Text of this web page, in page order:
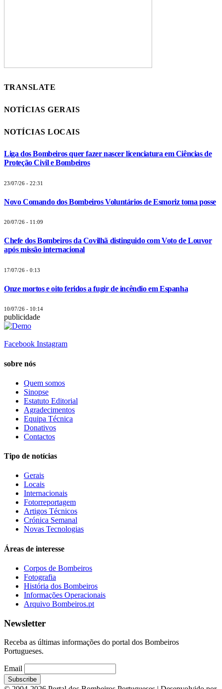
TRANSLATE
NOTÍCIAS GERAIS
NOTÍCIAS LOCAIS
Liga dos Bombeiros quer fazer nascer licenciatura em Ciências de
Proteção Civil e Bombeiros
23/07/26 - 22:31
Novo Comando dos Bombeiros Voluntários de Esmoriz toma posse
20/07/26 - 11:09
Chefe dos Bombeiros da Covilhã distinguido com Voto de Louvor
após missão internacional
17/07/26 - 0:13
Onze mortos e oito feridos a fugir de incêndio em Espanha
10/07/26 - 10:14
publicidade
Facebook Instagram
sobre nós
Quem somos
Sinopse
Estatuto Editorial
Agradecimentos
Equipa Técnica
Donativos
Contactos
Tipo de notícias
Gerais
Locais
Internacionais
Fotorreportagem
Artigos Técnicos
Crónica Semanal
Novas Tecnologias
Áreas de interesse
Corpos de Bombeiros
Fotografia
História dos Bombeiros
Informações Operacionais
Arquivo Bombeiros.pt
Newsletter
Receba as últimas informações do portal dos Bombeiros
Portugueses.
Email